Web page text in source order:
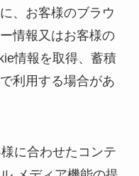
、お客様のブラウ
情報又はお客様の
情報を取得、蓄積
利用する場合があ
に合わせたコンテ